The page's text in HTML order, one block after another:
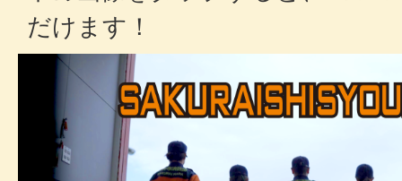
だけます！